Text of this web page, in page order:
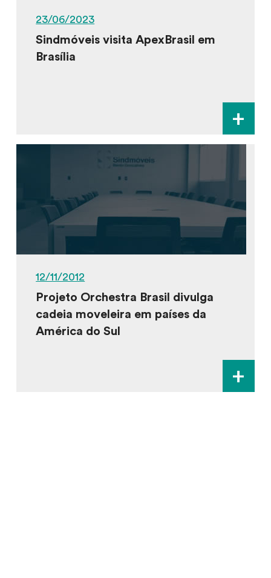
23/06/2023
Sindmóveis visita ApexBrasil em
Brasília
+
12/11/2012
Projeto Orchestra Brasil divulga
cadeia moveleira em países da
América do Sul
+